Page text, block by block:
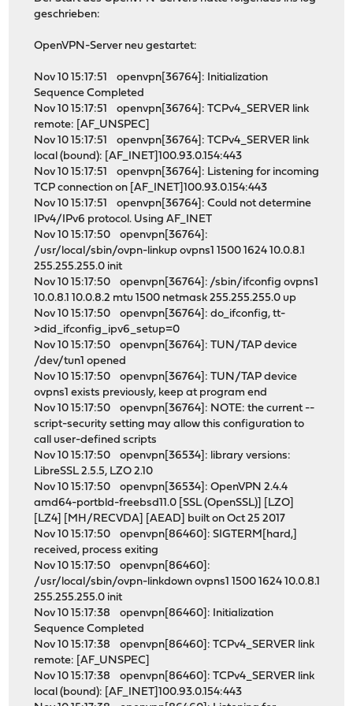
geschrieben:
OpenVPN-Server neu gestartet:
Nov 10 15:17:51 openvpn[36764]: Initialization
Sequence Completed
Nov 10 15:17:51 openvpn[36764]: TCPv4_SERVER link
remote: [AF_UNSPEC]
Nov 10 15:17:51 openvpn[36764]: TCPv4_SERVER link
local (bound): [AF_INET]100.93.0.154:443
Nov 10 15:17:51 openvpn[36764]: Listening for incoming
TCP connection on [AF_INET]100.93.0.154:443
Nov 10 15:17:51 openvpn[36764]: Could not determine
IPv4/IPv6 protocol. Using AF_INET
Nov 10 15:17:50 openvpn[36764]:
/usr/local/sbin/ovpn-linkup ovpns1 1500 1624 10.0.8.1
255.255.255.0 init
Nov 10 15:17:50 openvpn[36764]: /sbin/ifconfig ovpns1
10.0.8.1 10.0.8.2 mtu 1500 netmask 255.255.255.0 up
Nov 10 15:17:50 openvpn[36764]: do_ifconfig, tt-
>did_ifconfig_ipv6_setup=0
Nov 10 15:17:50 openvpn[36764]: TUN/TAP device
/dev/tun1 opened
Nov 10 15:17:50 openvpn[36764]: TUN/TAP device
ovpns1 exists previously, keep at program end
Nov 10 15:17:50 openvpn[36764]: NOTE: the current --
script-security setting may allow this configuration to
call user-defined scripts
Nov 10 15:17:50 openvpn[36534]: library versions:
LibreSSL 2.5.5, LZO 2.10
Nov 10 15:17:50 openvpn[36534]: OpenVPN 2.4.4
amd64-portbld-freebsd11.0 [SSL (OpenSSL)] [LZO]
[LZ4] [MH/RECVDA] [AEAD] built on Oct 25 2017
Nov 10 15:17:50 openvpn[86460]: SIGTERM[hard,]
received, process exiting
Nov 10 15:17:50 openvpn[86460]:
/usr/local/sbin/ovpn-linkdown ovpns1 1500 1624 10.0.8.1
255.255.255.0 init
Nov 10 15:17:38 openvpn[86460]: Initialization
Sequence Completed
Nov 10 15:17:38 openvpn[86460]: TCPv4_SERVER link
remote: [AF_UNSPEC]
Nov 10 15:17:38 openvpn[86460]: TCPv4_SERVER link
local (bound): [AF_INET]100.93.0.154:443